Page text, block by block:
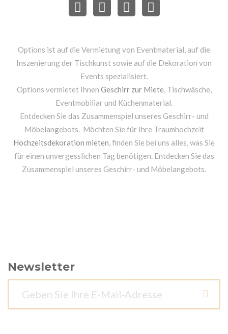
Options ist auf die Vermietung von Eventmaterial, auf die
Inszenierung der Tischkunst sowie auf die Dekoration von
Events spezialisiert.
Options vermietet Ihnen Geschirr zur Miete, Tischwäsche,
Eventmobiliar und Küchenmaterial.
Entdecken Sie das Zusammenspiel unseres Geschirr- und
Möbelangebots. Möchten Sie für Ihre Traumhochzeit
Hochzeitsdekoration mieten, finden Sie bei uns alles, was Sie
für einen unvergesslichen Tag benötigen. Entdecken Sie das
Zusammenspiel unseres Geschirr- und Möbelangebots.
Newsletter